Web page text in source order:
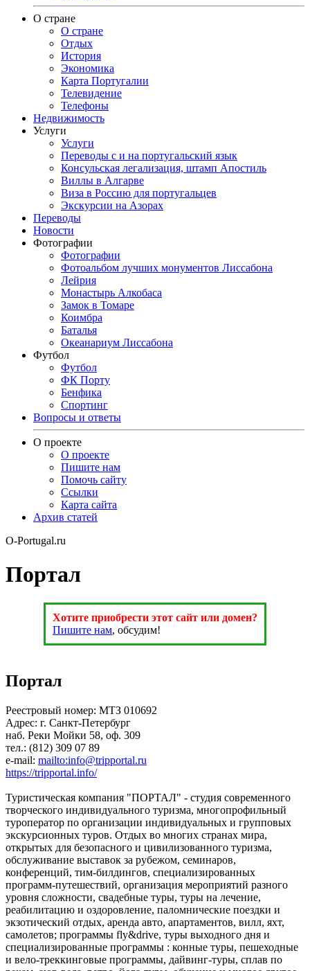
О стране
О стране
Отдых
История
Экономика
Карта Португалии
Телевидение
Телефоны
Недвижимость
Услуги
Услуги
Переводы с и на португальский язык
Консульская легализация, штамп Апостиль
Виллы в Алгарве
Виза в Россию для португальцев
Экскурсии на Азорах
Переводы
Новости
Фотографии
Фотографии
Фотоальбом лучших монументов Лиссабона
Лейрия
Монастырь Алкобаса
Замок в Томаре
Коимбра
Баталья
Океанариум Лиссабона
Футбол
Футбол
ФК Порту
Бенфика
Спортинг
Вопросы и ответы
О проекте
О проекте
Пишите нам
Помочь сайту
Ссылки
Карта сайта
Архив статей
O-Portugal.ru
Портал
Хотите приобрести этот сайт или домен?
Пишите нам, обсудим!
Портал
Реестровый номер: МТЗ 010692
Адрес: г. Санкт-Петербург
наб. Реки Мойки 58, оф. 309
тел.: (812) 309 07 89
e-mail: mailto:info@tripportal.ru
https://tripportal.info/
Туристическая компания "ПОРТАЛ" - студия современного
творческого индивидуального туризма, многопрофильный
туроператор по организации индивидуальных и групповых
экскурсионных туров. Отдых во многих странах мира,
открытых для безопасного и цивилизованного туризма,
обслуживание выставок за рубежом, семинаров,
конференций, тим-билдингов, специализированных
программ-путешествий, организация мероприятий разного
уровня сложности, свадебные туры, туры на лечение,
реабилитацию и оздоровление, паломнические поездки и
экзотический отдых, аренда авто, апартаментов, вилл, яхт,
самолетов; программы fly&drive, туры выходного дня и
специализированные программы : конные туры, пешеходные
и вело-треккинговые программы, дайвинг-туры, сплав по